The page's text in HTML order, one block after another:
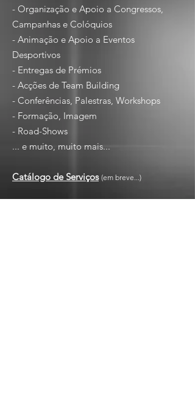
- Organização e Apoio a Congressos,
Campanhas e Colóquios
- Animação e Apoio a Eventos
Desportivos
- Entregas de Prémios
- Acções de Team Building
- Conferências, Palestras, Workshops
- Formação, Imagem
- Road-Shows
... e muito, muito mais...
Catálogo de Serviços (em breve...)